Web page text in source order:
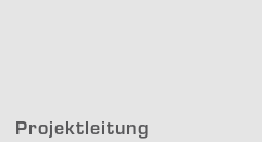
Projektleitung